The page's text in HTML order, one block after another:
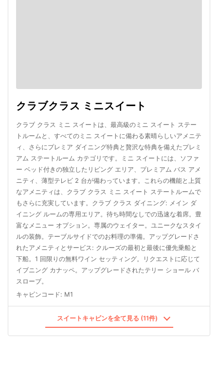
クラブクラス ミニスイート
クラブ クラス ミニ スイートは、最高級のミニ スイート ステー
トルームと、すべてのミニ スイートに備わる素晴らしいアメニテ
ィ、さらにプレミア ダイニング特典と贅沢な特典を備えたプレミ
アム ステートルーム カテゴリです。ミニ スイートには、ソファ
ー ベッド付きの独立したリビング エリア、プレミアム バス アメ
ニティ、薄型テレビ 2 台が備わっています。これらの機能と上質
なアメニティは、クラブ クラス ミニ スイート ステートルームで
もさらに充実しています。クラブ クラス ダイニング: メイン ダ
イニング ルームの専用エリア。待ち時間なしでの迅速な着席。豊
富なメニュー オプション。専属のウェイター。ユニークなスタイ
ルの装飾。テーブルサイドでのお料理の準備。アップグレードさ
れたアメニティとサービス: クルーズの最初と最後に優先乗船と
下船。1 回限りの無料ワイン セッティング。リクエストに応じて
イブニング カナッペ。アップグレードされたテリー ショール バ
スローブ。
キャビンコード: M1
スイートキャビンを全て見る (11件)